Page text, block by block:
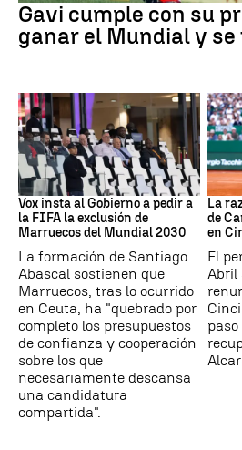
Gavi cumple con su
ganar el Mundial y se
Mundial 2030
Vox insta al Gobierno a pedir a
la FIFA la exclusión de
Marruecos del Mundial 2030
La formación de Santiago
Abascal sostienen que
Marruecos, tras lo ocurrido
en Ceuta, ha "quebrado por
completo los presupuestos
de confianza y cooperación
sobre los que
necesariamente descansa
una candidatura
compartida".
Tenis
La
de
en
El
Abril